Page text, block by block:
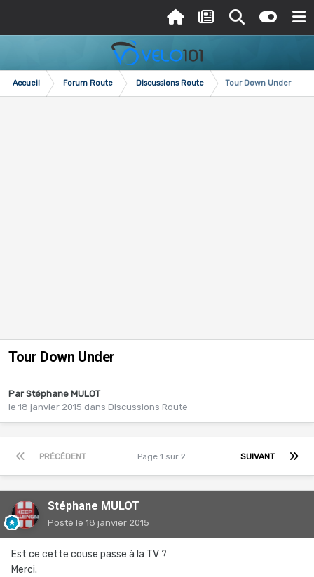
Accueil Forum Route Discussions Route Tour Down Under
Tour Down Under
Par Stéphane MULOT
le 18 janvier 2015 dans Discussions Route
PRÉCÉDENT SUIVANT
Page 1 sur 2
Stéphane MULOT
Posté le 18 janvier 2015
Est ce cette couse passe à la TV ?
Merci.